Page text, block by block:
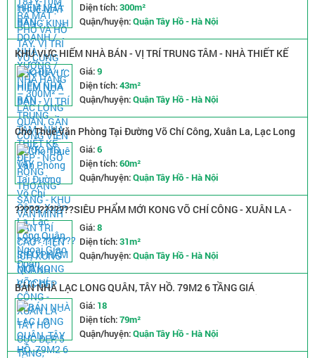
Diện tích:300m²
Quận/huyện:Quận Tây Hồ - Hà Nội
KHU VỰC HIẾM NHÀ BÁN - VỊ TRÍ TRUNG TÂM - NHÀ THIẾT KẾ
ĐẸP - NGÕ RỘNG THOÁNG SÁNG - KHU VĂN MINH DÂN TRÍ CAO
- TIỆN ÍCH XUNG QUANH CỰC ĐẸP
Giá:9
Diện tích:43m²
Quận/huyện:Quận Tây Hồ - Hà Nội
Cho Thuê Văn Phòng Tại Đường Võ Chí Công, Xuân La, Lạc Long
Quân, Ngoại Giao Đoàn
Giá:6
Diện tích:60m²
Quận/huyện:Quận Tây Hồ - Hà Nội
????????????SIÊU PHẨM MỚI KONG VÕ CHÍ CÔNG - XUÂN LA -
TÂY HỒ CỰC ĐẸP, 5 TẦNG, CHÀO 7,95 TỶ ????????????
Giá:8
Diện tích:31m²
Quận/huyện:Quận Tây Hồ - Hà Nội
BÁN NHÀ LẠC LONG QUÂN, TÂY HỒ. 79M2 6 TẦNG GIÁ
18TỶ-10M RA MẶT PHỐ VÀ HỒ TÂY. VỊ TRÍ VÔ CÙNG ĐẮC ĐỊA -
HIẾM NHÀ BÁN .
Giá: 18
Diện tích:79m²
Quận/huyện:Quận Tây Hồ - Hà Nội